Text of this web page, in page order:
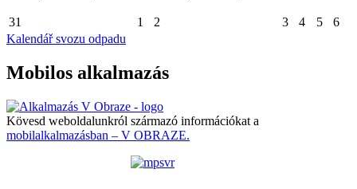
31 1 2 3 4 5
6
Kalendář svozu odpadu
Mobilos alkalmazás
Kövesd weboldalunkról származó információkat a
mobilalkalmazásban – V OBRAZE.